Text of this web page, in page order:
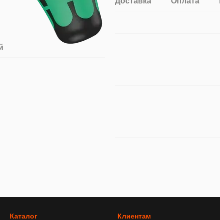
Каталог Клиентам